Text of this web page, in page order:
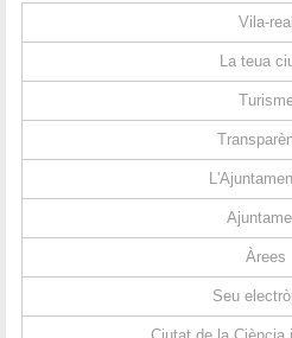
Vila-real
La teua
Àrees
Seu